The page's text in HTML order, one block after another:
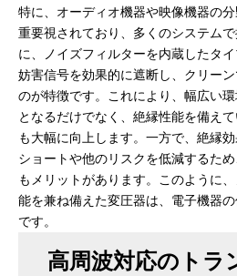
特に、オーディオ機器や映像機器の
重要視されており、多くのシステム
に、ノイズフィルターを内蔵したタ
妨害信号を効果的に遮断し、クリー
のが特徴です。これにより、幅広い
となるだけでなく、絶縁性能を備え
も大幅に向上します。一方で、絶縁
ショートや他のリスクを低減するた
もメリットがあります。このように
能を兼ね備えた変圧器は、電子機器
です。
高周波対応のトラ